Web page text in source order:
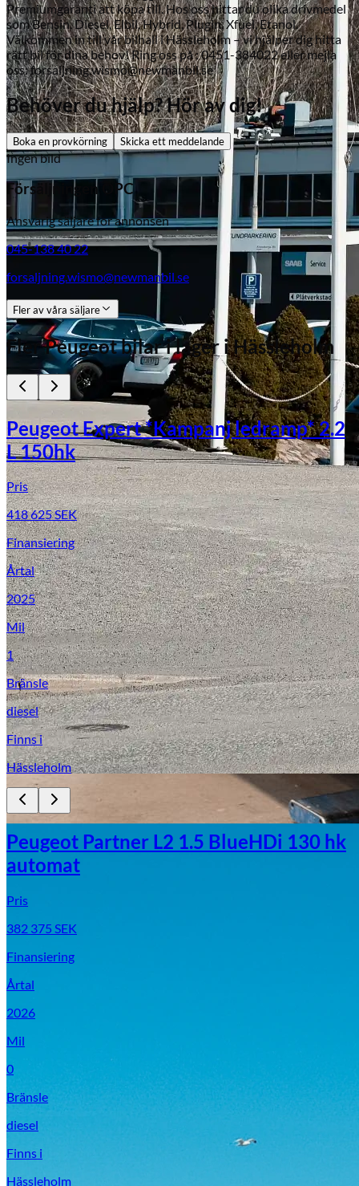
Subaru
Mazda
Fordonstyp
Mopedbil
Visa alla fordon
Byte av vindruta
Växjö
Premiumgaranti att köpa till. Hos oss hittar du olika drivmedel
som Bensin, Diesel, Elbil, Hybrid, Plugin, Xfuel, Etanol.
Välkommen in till vår bilhall i Hässleholm – vi hjälper dig hitta
rätt bil för dina behov! Ring oss på : 0451-384022 eller mejla
oss: forsaljning.wismo@newmanbil.se
Behöver du hjälp? Hör av dig!
Boka en provkörning Skicka ett meddelande
Ingen bild
Försäljningen OPC
Ansvarig säljare för annonsen
045-138 40 22
forsaljning.wismo@newmanbil.se
Fler av våra säljare
FlerPeugeotbilar i lager i Hässleholm
Peugeot Expert *Kampanj ledramp* 2.2
L 150hk
Pris
418 625SEK
Finansiering
Årtal
2025
Mil
1
Bränsle
diesel
Finns i
Hässleholm
Peugeot Partner L2 1.5 BlueHDi 130 hk
automat
Pris
382 375 SEK
Finansiering
Årtal
2026
Mil
0
Bränsle
diesel
Finns i
Hässleholm